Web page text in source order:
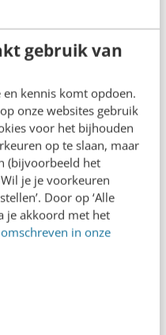
gebruik van
kennis komt opdoen.
onze websites gebruik
voor het bijhouden
op te slaan, maar
(bijvoorbeeld het
je je voorkeuren
Door op ‘Alle
je akkoord met het
omschreven in onze
van je
het juist nu belangrijk
die je een betere
een PDF niet